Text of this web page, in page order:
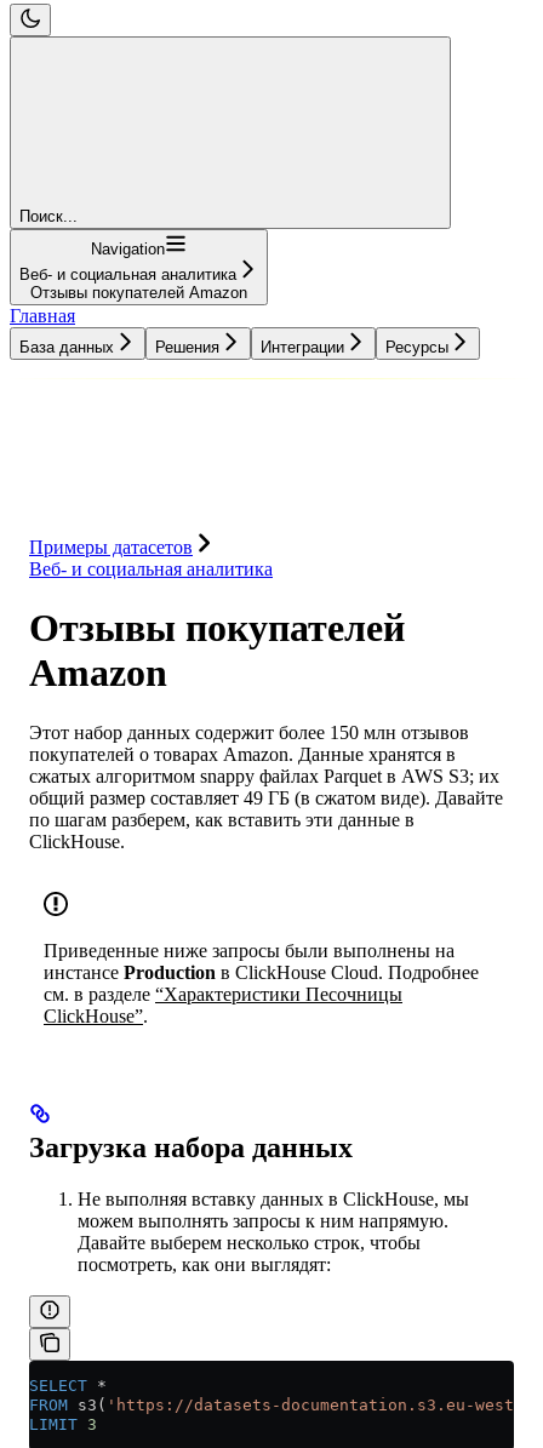
Поиск...
Navigation
Веб- и социальная аналитика
Отзывы покупателей Amazon
Главная
База данных Решения Интеграции Ресурсы
Примеры датасетов
Веб- и социальная аналитика
Отзывы покупателей
Amazon
Этот набор данных содержит более 150 млн отзывов
покупателей о товарах Amazon. Данные хранятся в
сжатых алгоритмом snappy файлах Parquet в AWS S3; их
общий размер составляет 49 ГБ (в сжатом виде). Давайте
по шагам разберем, как вставить эти данные в
ClickHouse.
Приведенные ниже запросы были выполнены на
инстансе Production в ClickHouse Cloud. Подробнее
см. в разделе “Характеристики Песочницы
ClickHouse”.
Загрузка набора данных
Не выполняя вставку данных в ClickHouse, мы
можем выполнять запросы к ним напрямую.
Давайте выберем несколько строк, чтобы
посмотреть, как они выглядят:
SELECT *
FROM s3( 'https://datasets-documentation.s3.eu-west-
LIMIT 3